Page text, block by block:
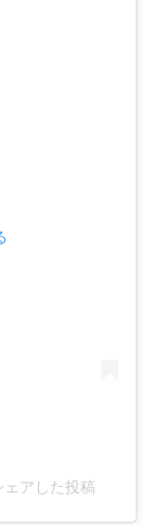
アした投稿